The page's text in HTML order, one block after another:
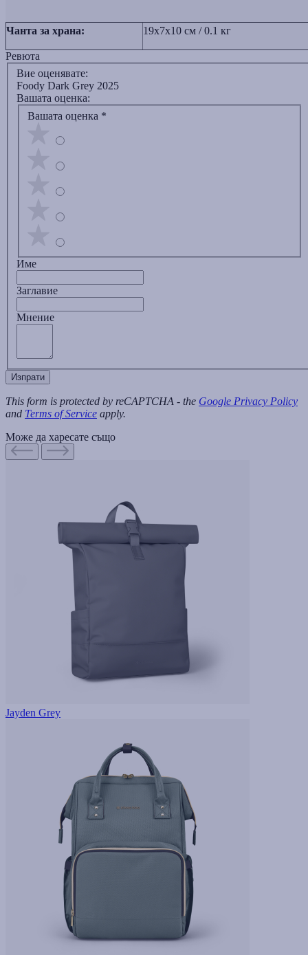
Чанта за храна: 19x7x10 см / 0.1 кг
Ревюта
Вие оценявате:
Foody Dark Grey 2025
Вашата оценка:
Вашата оценка *
Име
Заглавиe
Мнение
Изпрати
This form is protected by reCAPTCHA - the Google Privacy Policy
and Terms of Service apply.
Може да харесате също
Jayden Grey